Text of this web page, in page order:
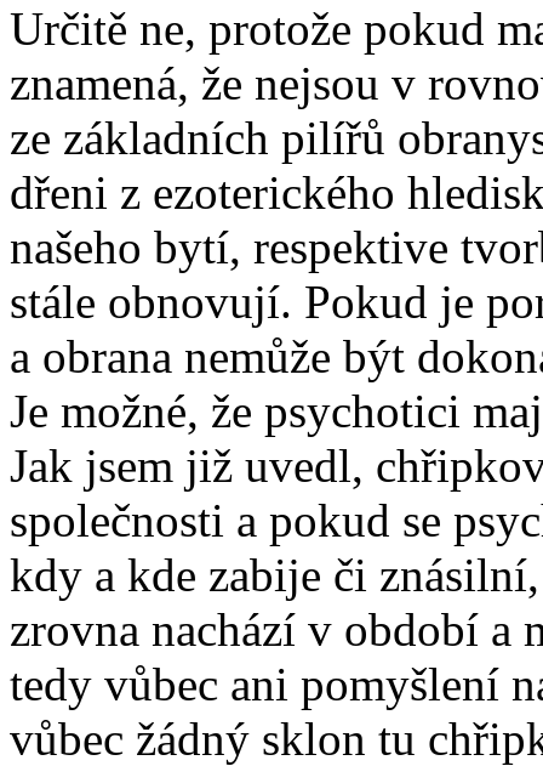
Určitě ne, protože pokud
znamená, že nejsou v
ze základních pilířů
dřeni z ezoterického
našeho bytí, respektive
stále obnovují. Pokud je
a obrana nemůže být
Je možné, že psychotici
Jak jsem již uvedl,
společnosti a pokud se
kdy a kde zabije či
zrovna nachází v období a
tedy vůbec ani pomyšlení
vůbec žádný sklon tu